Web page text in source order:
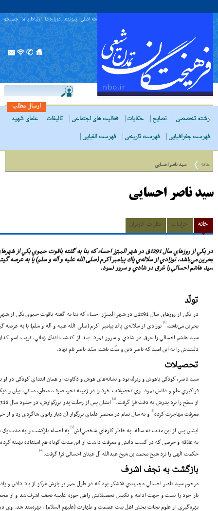
صفحه اصلی پیوندها درباره ما ارتباط با ما جستجو
ارسال مطلب
رشته تخصصی
نصایح حکایات فعالیت های اجتماعی تالیفات
علمای شهید
فهرست جغرافیایی
فهرست تاریخی فهرست الفبایی
خانه سید ناصر احسایی
سید ناصر احسایی
خانه جزئیات نظرات کاربران
در يكي از روزهاي سال 1291ق در شهر المبرّز احساء كه بنا به گفته ياقوت
بحرين مي‌باشد، نوزادي از سلاله‌ي پاك پيامبر اكرم (صلی الله علیه و آله و سلم) پا به عرصه
سيد هاشم احسائي را غرق در شادي و سرور نمود.
تولّد
در يكي از روزهاي سال 1291ق در شهر المبرّز احساء كه بنا به گفته ياقوت
بحرين مي‌باشد،[1] نوزادي از سلاله‌ي پاك پيامبر اكرم (صلی الله علیه و آله و سلم) پا به
سيد هاشم احسائي را غرق در شادي و سرور نمود. بعد از گذشت اندك زماني، نوبت اسم
دلبندش را به اين اميد كه ناصر دين و ملّت باشد، سيّد ناصر نام نهاد.
تحصيلات
سيد ناصر، كودكي باهوش و زيرك بود و نشانه‌هاي هوش و ذكاوت از همان ابتداي كودكي در او به
فراگيري علم و دانش نمود. وي تحصيلات خود را در زمينه نحو، صرف، منطق، معاني، بيان و
از سطح را نزد پدرش به دقت فرا گرفت.[2]
معرفت مهاجرت كرده[3]
و نه سال تمام در محضر علماي بزرگوار آن ديار زانوي شاگردي زد و
ايشان پس از اين مدت نه ساله، به خاطر كارهاي شخصي‌اش[5] به احساء بازگشت و به مدت يك
به علاقه و حرصي كه در كسب دانش و معرفت داشت از اين مدت كوتاه هم استفاده بهينه كرده
حكمت الهي را نزد شيخ محمد بن شيخ عبدالله آل عيثان احسائي فرا گرفت.[6]
بازگشت به نجف اشرف
مرحوم سيد ناصر احسائي مجتهدي تلاشگر بود كه در طول عمر پر بارش هرگز از ياد دادن و
بار خود را بست و جهت ادامه و تكميل تحصيلاتش راهي حوزه علميه نجف اشرف شد و از
بهره‌گيري از علوم نجات بخش اهل بيت عصمت و طهارت (علیهم السلام) ، بهره‌مند شد. وي